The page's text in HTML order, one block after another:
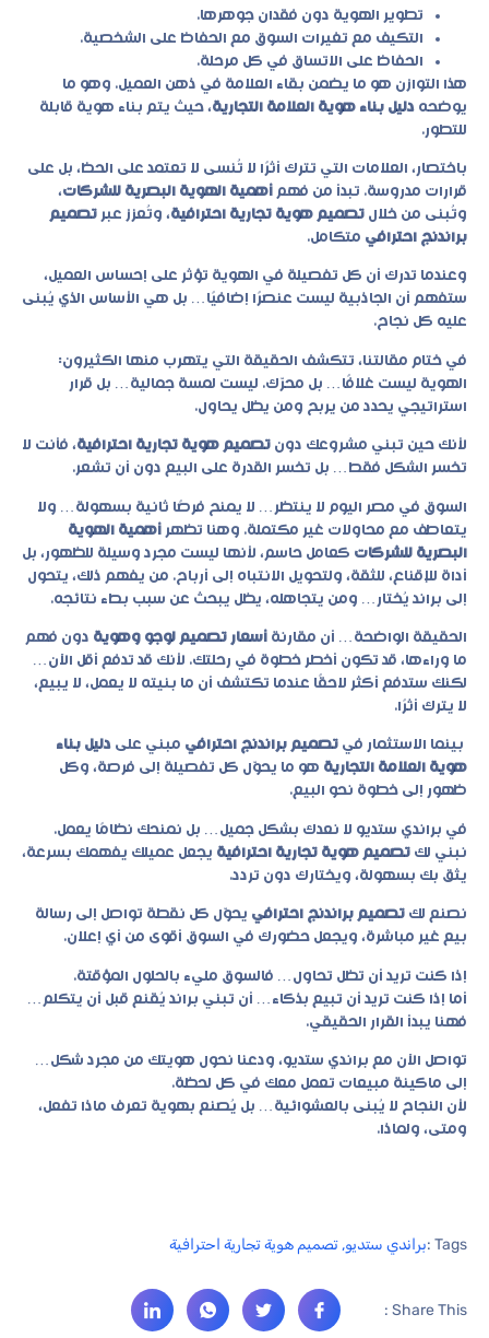
تطوير الهوية دون فقدان جوهرها.
التكيف مع تغيرات السوق مع الحفاظ على الشخصية.
الحفاظ على الاتساق في كل مرحلة.
هذا التوازن هو ما يضمن بقاء العلامة في ذهن العميل. وهو ما
يوضحه دليل بناء هوية العلامة التجارية، حيث يتم بناء هوية قابلة
للتطور.
باختصار، العلامات التي تترك أثرًا لا تُنسى لا تعتمد على الحظ، بل على
قرارات مدروسة. تبدأ من فهم أهمية الهوية البصرية للشركات،
وتُبنى من خلال تصميم هوية تجارية احترافية، وتُعزز عبر تصميم
براندنج احترافي متكامل.
وعندما تدرك أن كل تفصيلة في الهوية تؤثر على إحساس العميل،
ستفهم أن الجاذبية ليست عنصرًا إضافيًا… بل هي الأساس الذي يُبنى
عليه كل نجاح.
في ختام مقالتنا، تتكشف الحقيقة التي يتهرب منها الكثيرون:
الهوية ليست غلافًا… بل محرّك. ليست لمسة جمالية… بل قرار
استراتيجي يحدد من يربح ومن يظل يحاول.
لأنك حين تبني مشروعك دون تصميم هوية تجارية احترافية، فأنت لا
تخسر الشكل فقط… بل تخسر القدرة على البيع دون أن تشعر.
السوق في مصر اليوم لا ينتظر… لا يمنح فرصًا ثانية بسهولة… ولا
يتعاطف مع محاولات غير مكتملة. وهنا تظهر أهمية الهوية
البصرية للشركات كعامل حاسم، لأنها ليست مجرد وسيلة للظهور، بل
أداة للإقناع، للثقة، ولتحويل الانتباه إلى أرباح. من يفهم ذلك، يتحول
إلى براند يُختار… ومن يتجاهله، يظل يبحث عن سبب بطء نتائجه.
الحقيقة الواضحة… أن مقارنة أسعار تصميم لوجو وهوية دون فهم
ما وراءها، قد تكون أخطر خطوة في رحلتك. لأنك قد تدفع أقل الآن…
لكنك ستدفع أكثر لاحقًا عندما تكتشف أن ما بنيته لا يعمل، لا يبيع،
لا يترك أثرًا.
بينما الاستثمار في تصميم براندنج احترافي مبني على دليل بناء
هوية العلامة التجارية هو ما يحوّل كل تفصيلة إلى فرصة، وكل
ظهور إلى خطوة نحو البيع.
في براندي ستديو لا نعدك بشكل جميل… بل نمنحك نظامًا يعمل.
نبني لك تصميم هوية تجارية احترافية يجعل عميلك يفهمك بسرعة،
يثق بك بسهولة، ويختارك دون تردد.
نصنع لك تصميم براندنج احترافي يحوّل كل نقطة تواصل إلى رسالة
بيع غير مباشرة، ويجعل حضورك في السوق أقوى من أي إعلان.
إذا كنت تريد أن تظل تحاول… فالسوق مليء بالحلول المؤقتة.
أما إذا كنت تريد أن تبيع بذكاء… أن تبني براند يُقنع قبل أن يتكلم…
فهنا يبدأ القرار الحقيقي.
تواصل الآن مع براندي ستديو، ودعنا نحول هويتك من مجرد شكل…
إلى ماكينة مبيعات تعمل معك في كل لحظة.
لأن النجاح لا يُبنى بالعشوائية… بل يُصنع بهوية تعرف ماذا تفعل،
ومتى، ولماذا.
Tags : براندي ستديو, تصميم هوية تجارية احترافية
Share This :